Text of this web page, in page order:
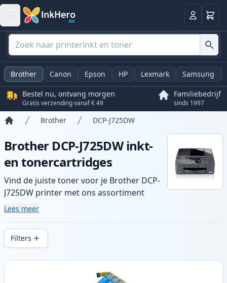
Log in
Brother Canon Epson HP Lexmark Samsung
Bestel nu, ontvang morgen
Gratis verzending vanaf € 49
Familiebedrijf
sinds 1997
Brother DCP-J725DW
Brother DCP-J725DW inkt-
en tonercartridges
Vind de juiste toner voor je Brother DCP-
J725DW printer met ons assortiment
compatibele en high-yield cartridges.
snelle levering vanuit lokale voorraad in .
Lees meer
Filters
Producten